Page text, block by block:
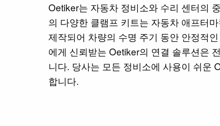
Oetiker는 자동차 정비소와 수리 센터의
의 다양한 클램프 키트는 자동차 애프터
제작되어 차량의 수명 주기 동안 안정적
에게 신뢰받는 Oetiker의 연결 솔루션은
니다. 당사는 모든 정비소에 사용이 쉬운
합니다.